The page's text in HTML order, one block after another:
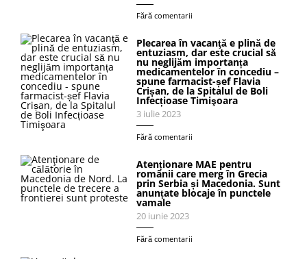
Fără comentarii
Plecarea în vacanţă e plină de
entuziasm, dar este crucial să
nu neglijăm importanța
medicamentelor în concediu –
spune farmacist-șef Flavia
Crișan, de la Spitalul de Boli
Infecțioase Timişoara
3 iulie 2023
Fără comentarii
Atenționare MAE pentru
românii care merg în Grecia
prin Serbia și Macedonia. Sunt
anunțate blocaje în punctele
vamale
20 iunie 2023
Fără comentarii